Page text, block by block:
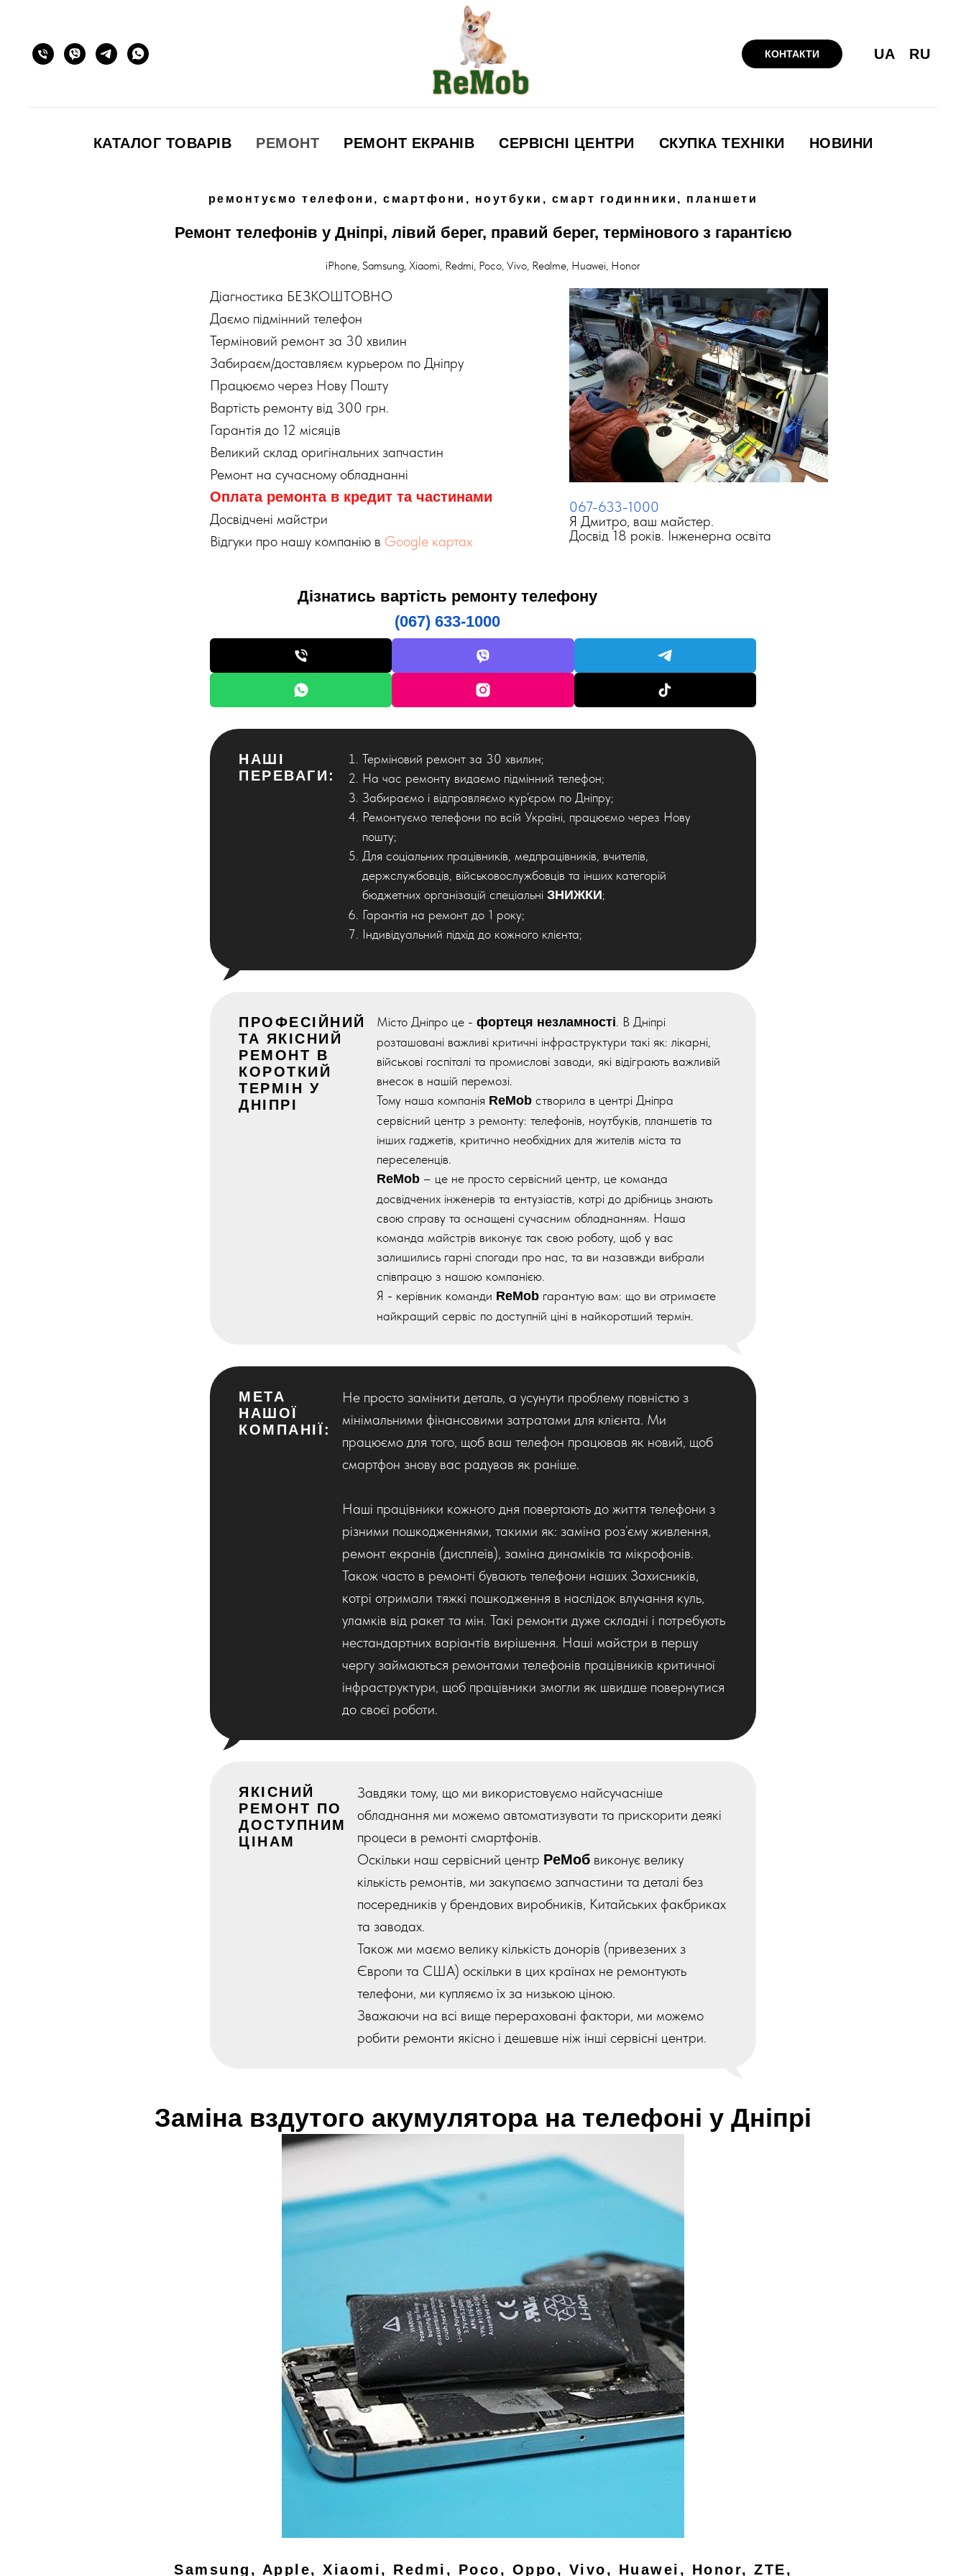
КОНТАКТИ UA RU
КАТАЛОГ ТОВАРІВ РЕМОНТ РЕМОНТ ЕКРАНІВ СЕРВІСНІ ЦЕНТРИ СКУПКА ТЕХНІКИ НОВИНИ
ремонтуємо телефони, смартфони, ноутбуки, смарт годинники, планшети
Ремонт телефонів у Дніпрі, лівий берег, правий берег, термінового з гарантією
iPhone, Samsung, Xiaomi, Redmi, Poco, Vivo, Realme, Huawei, Honor
Діагностика БЕЗКОШТОВНО
Даємо підмінний телефон
Терміновий ремонт за 30 хвилин
Забираєм/доставляєм курьером по Дніпру
Працюємо через Нову Пошту
Вартість ремонту від 300 грн.
Гарантія до 12 місяців
Великий склад оригінальних запчастин
Ремонт на сучасному обладнанні
Оплата ремонта в кредит та частинами
Досвідчені майстри
Відгуки про нашу компанію в Google картах
067-633-1000
Я Дмитро, ваш майстер.
Досвід 18 років. Інженерна освіта
Дізнатись вартість ремонту телефону
(067) 633-1000
НАШІ
ПЕРЕВАГИ:
Терміновий ремонт за 30 хвилин;
На час ремонту видаємо підмінний телефон;
Забираємо і відправляємо кур’єром по Дніпру;
Ремонтуємо телефони по всій Україні, працюємо через Нову
пошту;
Для соціальних працівників, медпрацівників, вчителів,
держслужбовців, військовослужбовців та інших категорій
бюджетних організацій спеціальні ЗНИЖКИ;
Гарантія на ремонт до 1 року;
Індивідуальний підхід до кожного клієнта;
ПРОФЕСІЙНИЙ
ТА ЯКІСНИЙ
РЕМОНТ В
КОРОТКИЙ
ТЕРМІН У
ДНІПРІ
Місто Дніпро це - фортеця незламності. В Дніпрі
розташовані важливі критичні інфраструктури такі як: лікарні,
військові госпіталі та промислові заводи, які відіграють важливій
внесок в нашій перемозі.
Тому наша компанія ReMob створила в центрі Дніпра
сервісний центр з ремонту: телефонів, ноутбуків, планшетів та
інших гаджетів, критично необхідних для жителів міста та
переселенців.
ReMob – це не просто сервісний центр, це команда
досвідчених інженерів та ентузіастів, котрі до дрібниць знають
свою справу та оснащені сучасним обладнанням. Наша
команда майстрів виконує так свою роботу, щоб у вас
залишились гарні спогади про нас, та ви назавжди вибрали
співпрацю з нашою компанією.
Я - керівник команди ReMob гарантую вам: що ви отримаєте
найкращий сервіс по доступній ціні в найкоротший термін.
МЕТА
НАШОЇ
КОМПАНІЇ:
Не просто замінити деталь, а усунути проблему повністю з
мінімальними фінансовими затратами для клієнта. Ми
працюємо для того, щоб ваш телефон працював як новий, щоб
смартфон знову вас радував як раніше.
Наші працівники кожного дня повертають до життя телефони з
різними пошкодженнями, такими як: заміна роз’єму живлення,
ремонт екранів (дисплеїв), заміна динаміків та мікрофонів.
Також часто в ремонті бувають телефони наших Захисників,
котрі отримали тяжкі пошкодження в наслідок влучання куль,
уламків від ракет та мін. Такі ремонти дуже складні і потребують
нестандартних варіантів вирішення. Наші майстри в першу
чергу займаються ремонтами телефонів працівників критичної
інфраструктури, щоб працівники змогли як швидше повернутися
до своєї роботи.
ЯКІСНИЙ
РЕМОНТ ПО
ДОСТУПНИМ
ЦІНАМ
Завдяки тому, що ми використовуємо найсучасніше
обладнання ми можемо автоматизувати та прискорити деякі
процеси в ремонті смартфонів.
Оскільки наш сервісний центр РеМоб виконує велику
кількість ремонтів, ми закупаємо запчастини та деталі без
посередників у брендових виробників, Китайських факбриках
та заводах.
Також ми маємо велику кількість донорів (привезених з
Європи та США) оскільки в цих країнах не ремонтують
телефони, ми купляємо їх за низькою ціною.
Зважаючи на всі вище перераховані фактори, ми можемо
робити ремонти якісно і дешевше ніж інші сервісні центри.
Заміна вздутого акумулятора на телефоні у Дніпрі
Samsung, Apple, Xiaomi, Redmi, Poco, Oppo, Vivo, Huawei, Honor, ZTE,